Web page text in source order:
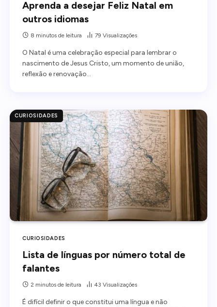
Aprenda a desejar Feliz Natal em
outros idiomas
8 minutos de leitura 79 Visualizações
O Natal é uma celebração especial para lembrar o
nascimento de Jesus Cristo, um momento de união,
reflexão e renovação…
CURIOSIDADES
CURIOSIDADES
Lista de línguas por número total de
falantes
2 minutos de leitura 43 Visualizações
É difícil definir o que constitui uma língua e não